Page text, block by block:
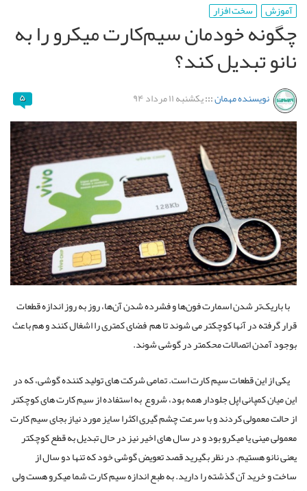
آموزش سخت افزار
چگونه خودمان سیم‌کارت میکرو‌‌ را به
نانو تبدیل کند؟
نویسنده مهمان:::یکشنبه ۱۱ مرداد ۹۴ ۵
با باریک‌تر شدن اسمارت فون‌ها و فشرده شدن آن‌ها، روز به روز اندازه قطعات
قرار گرفته در آنها کوچکتر می شوند تا هم فضای کمتری را اشغال کنند و هم باعث
بوجود آمدن اتصالات محکمتر در گوشی شوند.
یکی از این قطعات سیم کارت است. تمامی شرکت های تولید کننده گوشی، که در
این میان کمپانی اپل جلودار همه بود، شروع به استفاده از سیم کارت های کوچکتر
از حالت معمولی کردند و با سرعت چشم گیری اکثرا سایز مورد نیاز بجای سیم کارت
معمولی مینی یا میکرو بود و در سال های اخیر نیز در حال تبدیل به قطع کوچکتر
یعنی نانو هستیم. در نظر بگیرید قصد تعویض گوشی خود که تنها دو سال از
ساخت و خرید آن گذشته را دارید. به طبع اندازه سیم کارت شما میکرو هست ولی